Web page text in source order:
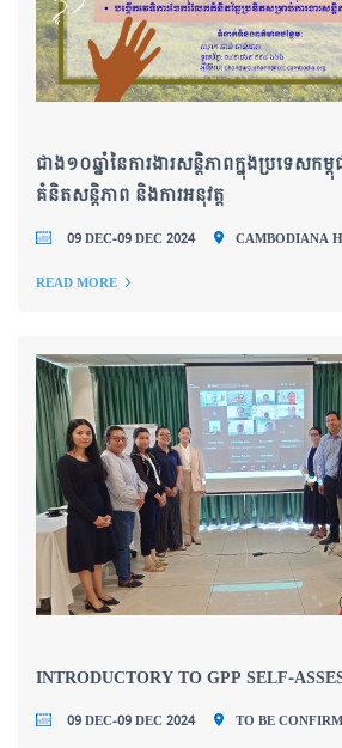
ជាង១០ឆ្នាំនៃការងារសន្តិភាពក្នុងប្រទេសក
គំនិតសន្តិភាព និងការអនុវត្ត
09 DEC-09 DEC 2024
CAMBODIANA
READ MORE
INTRODUCTORY TO GPP SELF-
09 DEC-09 DEC 2024
TO BE